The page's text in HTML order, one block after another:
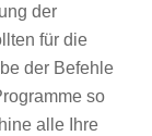
der
für die
der Befehle
so
alle Ihre